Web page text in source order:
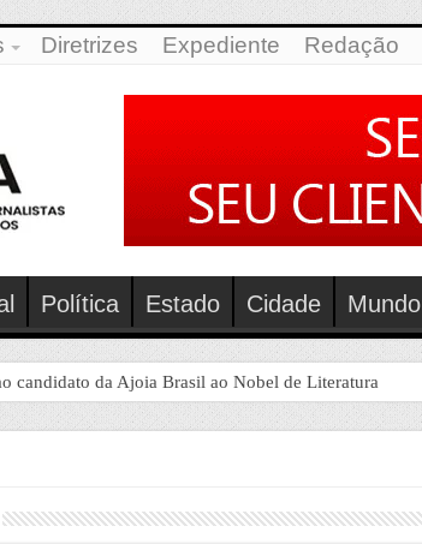
Diretrizes Expediente Redação
Política Estado Cidade Mundo
candidato da Ajoia Brasil ao Nobel de Literatura